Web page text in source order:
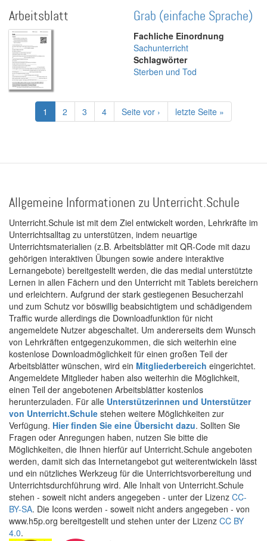
Arbeitsblatt Grab (einfache Sprache)
Fachliche Einordnung
Sachunterricht
Schlagwörter
Sterben und Tod
Seitennummerierung
Aktuelle
Seite
1 Page
2 Page
3 Page
4
Nächste
Seite
Seite vor ›
Letzte
Seite
letzte Seite »
Allgemeine Informationen zu Unterricht.Schule
Unterricht.Schule ist mit dem Ziel entwickelt worden, Lehrkräfte im
Unterrichtsalltag zu unterstützen, indem neuartige
Unterrichtsmaterialien (z.B. Arbeitsblätter mit QR-Code mit dazu
gehörigen interaktiven Übungen sowie andere interaktive
Lernangebote) bereitgestellt werden, die das medial unterstützte
Lernen in allen Fächern und den Unterricht mit Tablets bereichern
und erleichtern. Aufgrund der stark gestiegenen Besucherzahl
und zum Schutz vor böswillig beabsichtigtem und schädigendem
Traffic wurde allerdings die Downloadfunktion für nicht
angemeldete Nutzer abgeschaltet. Um andererseits dem Wunsch
von Lehrkräften entgegenzukommen, die sich weiterhin eine
kostenlose Downloadmöglichkeit für einen großen Teil der
Arbeitsblätter wünschen, wird ein Mitgliederbereich eingerichtet.
Angemeldete Mitglieder haben also weiterhin die Möglichkeit,
einen Teil der angebotenen Arbeitsblätter kostenlos
herunterzuladen. Für alle Unterstützerinnen und Unterstützer
von Unterricht.Schule stehen weitere Möglichkeiten zur
Verfügung. Hier finden Sie eine Übersicht dazu. Sollten Sie
Fragen oder Anregungen haben, nutzen Sie bitte die
Möglichkeiten, die Ihnen hierfür auf Unterricht.Schule angeboten
werden, damit sich das Internetangebot gut weiterentwickeln lässt
und ein nützliches Werkzeug für die Unterrichtsvorbereitung und
Unterrichtsdurchführung wird. Alle Inhalt von Unterricht.Schule
stehen - soweit nicht anders angegeben - unter der Lizenz CC-
BY-SA. Die Icons werden - soweit nicht anders angegeben - von
www.h5p.org bereitgestellt und stehen unter der Lizenz CC BY
4.0.